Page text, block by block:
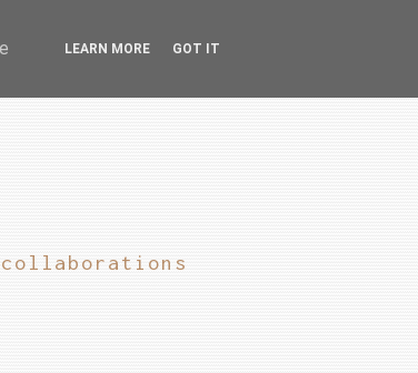
collaborations
LEARN MORE GOT IT